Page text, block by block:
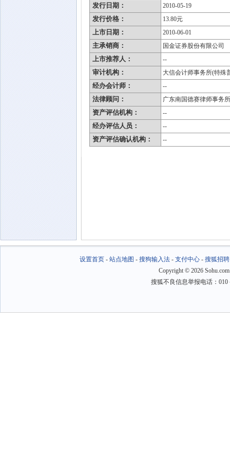
发行日期： 2010-05-19
发行价格： 13.80元
上市日期： 2010-06-01
主承销商： 国金证券股份有限公司
上市推荐人： --
审计机构： 大信会计师事务所(特殊
经办会计师： --
法律顾问： 广东南国德赛律师事务所
资产评估机构： --
经办评估人员： --
资产评估确认机构： --
设置首页- 站点地图 - 搜狗输入法- 支付中心- 搜狐招聘
Copyright © 2026
搜狐不良信息举报电话：010